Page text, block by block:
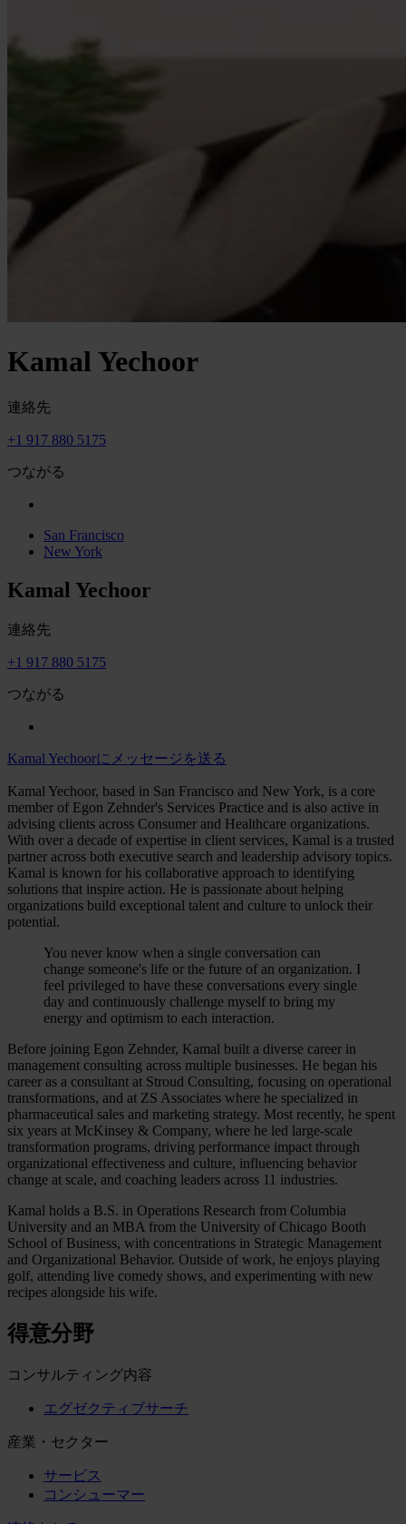
Kamal Yechoor
連絡先
+1 917 880 5175
つながる
San Francisco
New York
Kamal Yechoor
連絡先
+1 917 880 5175
つながる
Kamal Yechoorにメッセージを送る
Kamal Yechoor, based in San Francisco and New York, is a core
member of Egon Zehnder's Services Practice and is also active in
advising clients across Consumer and Healthcare organizations.
With over a decade of expertise in client services, Kamal is a trusted
partner across both executive search and leadership advisory topics.
Kamal is known for his collaborative approach to identifying
solutions that inspire action. He is passionate about helping
organizations build exceptional talent and culture to unlock their
potential.
You never know when a single conversation can
change someone's life or the future of an organization. I
feel privileged to have these conversations every single
day and continuously challenge myself to bring my
energy and optimism to each interaction.
Before joining Egon Zehnder, Kamal built a diverse career in
management consulting across multiple businesses. He began his
career as a consultant at Stroud Consulting, focusing on operational
transformations, and at ZS Associates where he specialized in
pharmaceutical sales and marketing strategy. Most recently, he spent
six years at McKinsey & Company, where he led large-scale
transformation programs, driving performance impact through
organizational effectiveness and culture, influencing behavior
change at scale, and coaching leaders across 11 industries.
Kamal holds a B.S. in Operations Research from Columbia
University and an MBA from the University of Chicago Booth
School of Business, with concentrations in Strategic Management
and Organizational Behavior. Outside of work, he enjoys playing
golf, attending live comedy shows, and experimenting with new
recipes alongside his wife.
得意分野
コンサルティング内容
エグゼクティブサーチ
産業・セクター
サービス
コンシューマー